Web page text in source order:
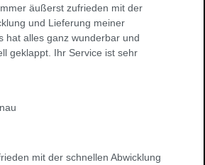
äußerst zufrieden mit der
und Lieferung meiner
hat alles ganz wunderbar und
geklappt. Ihr Service ist sehr
mit der schnellen Abwicklung